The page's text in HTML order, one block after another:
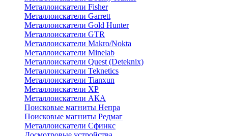
Металлоискатели Fisher
Металлоискатели Garrett
Металлоискатели Gold Hunter
Металлоискатели GTR
Металлоискатели Makro/Nokta
Металлоискатели Minelab
Металлоискатели Quest (Deteknix)
Металлоискатели Teknetics
Металлоискатели Tianxun
Металлоискатели XP
Металлоискатели АКА
Поисковые магниты Непра
Поисковые магниты Редмаг
Металлоискатели Сфинкс